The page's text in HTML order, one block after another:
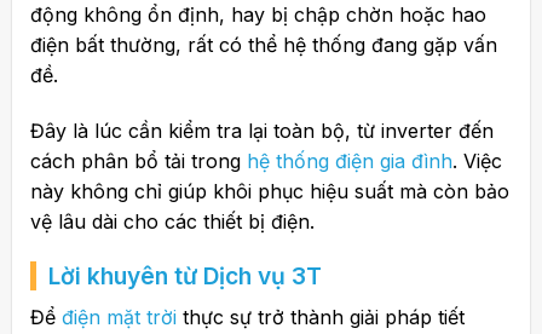
động không ổn định, hay bị chập chờn hoặc hao
điện bất thường, rất có thể hệ thống đang gặp vấn
đề.
Đây là lúc cần kiểm tra lại toàn bộ, từ inverter đến
cách phân bổ tải trong hệ thống điện gia đình. Việc
này không chỉ giúp khôi phục hiệu suất mà còn bảo
vệ lâu dài cho các thiết bị điện.
Lời khuyên từ Dịch vụ 3T
Để điện mặt trờithực sự trở thành giải pháp tiết